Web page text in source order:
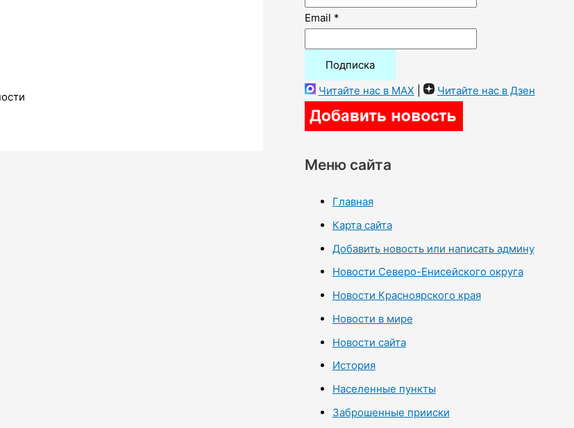
Email *
Читайте нас в MAX Читайте нас в Дзен
Меню сайта
Главная
Карта сайта
Добавить новость или написать админу
Новости Северо-Енисейского округа
Новости Красноярского края
Новости в мире
Новости сайта
История
Населенные пункты
Заброшенные прииски